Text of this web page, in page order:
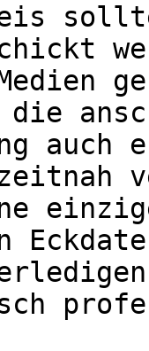
die
auch